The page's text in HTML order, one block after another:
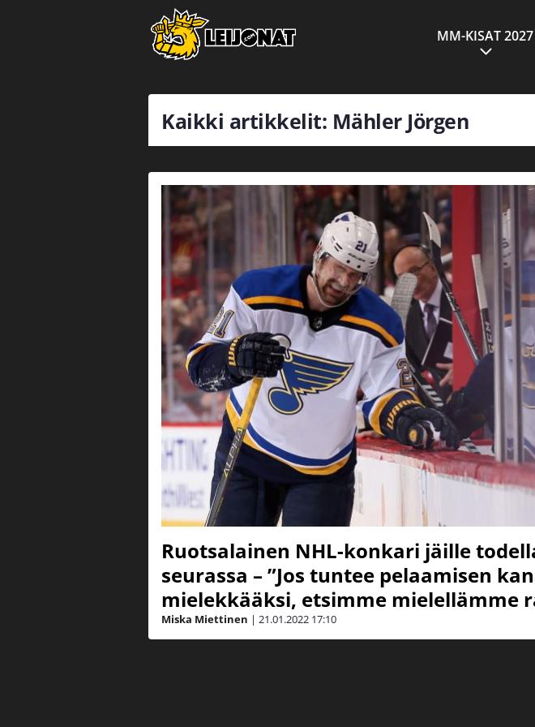
MM-KISAT 2027
Kaikki artikkelit: Mähler Jörgen
Ruotsalainen NHL-konkari jäille
seurassa – ”Jos tuntee pelaamisen
mielekkääksi, etsimme mielellämme
Miska Miettinen | 21.01.2022 17:10